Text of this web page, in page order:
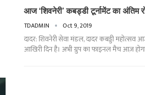
आज ‘शिवनेरी’ कबड्डी टूर्नामेंट का अंतिम
TDADMIN Oct 9, 2019
दादर: शिवनेरी सेवा मंडल, दादर कबड्डी
आखिरी दिन है। अभी ग्रुप का फाइनल मैच आज़